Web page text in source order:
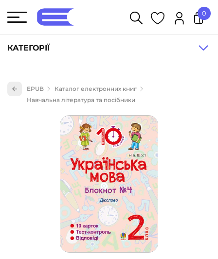
КАТЕГОРІЇ
Книги для дітей (836)
Науково-популярна література (1015)
Навчальна література та посібники (527)
Енциклопедії, довідники, словники (55)
Подарункові сертифікати (1)
0
EPUB
Каталог електронних книг
Навчальна література та посібники